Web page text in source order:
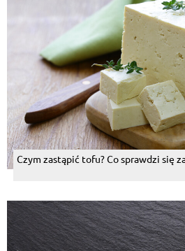
Czym zastąpić tofu? Co sprawdzi się